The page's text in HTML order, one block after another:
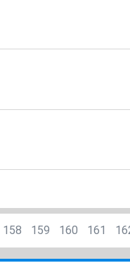
158 159 160 161